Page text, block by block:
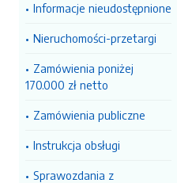
Informacje nieudostępnione
Nieruchomości-przetargi
Zamówienia poniżej
170.000 zł netto
Zamówienia publiczne
Instrukcja obsługi
Sprawozdania z